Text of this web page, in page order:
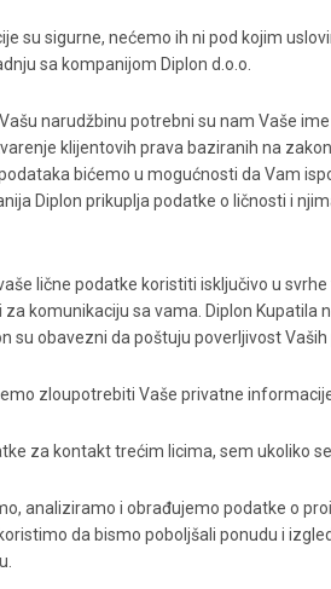
su sigurne, nećemo ih ni pod kojim
sa kompanijom Diplon d.o.o.
narudžbinu potrebni su nam Vaše
klijentovih prava baziranih na
bićemo u mogućnosti da Vam
Diplon prikuplja podatke o ličnosti i
lične podatke koristiti isključivo u
komunikaciju sa vama. Diplon Kupatila
su obavezni da poštuju poverljivost Vaših
zloupotrebiti Vaše privatne
za kontakt trećim licima, sem ukoliko
analiziramo i obrađujemo podatke o
da bismo poboljšali ponudu i